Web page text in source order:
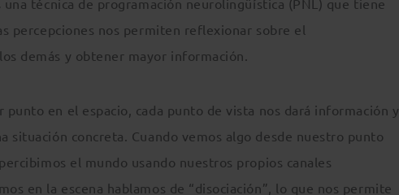
técnica de programación neurolingüística (PNL) que tiene
percepciones nos permiten reflexionar sobre el
demás y obtener mayor información.
punto en el espacio, cada punto de vista nos dará información y
situación concreta. Cuando vemos algo desde nuestro punto
el mundo usando nuestros propios canales
en la escena hablamos de “disociación”, lo que nos permite